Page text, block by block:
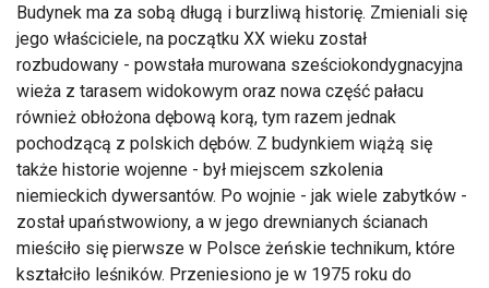
Budynek ma za sobą długą i burzliwą historię. Zmieniali się
jego właściciele, na początku XX wieku został
rozbudowany - powstała murowana sześciokondygnacyjna
wieża z tarasem widokowym oraz nowa część pałacu
również obłożona dębową korą, tym razem jednak
pochodzącą z polskich dębów. Z budynkiem wiążą się
także historie wojenne - był miejscem szkolenia
niemieckich dywersantów. Po wojnie - jak wiele zabytków -
został upaństwowiony, a w jego drewnianych ścianach
mieściło się pierwsze w Polsce żeńskie technikum, które
kształciło leśników. Przeniesiono je w 1975 roku do